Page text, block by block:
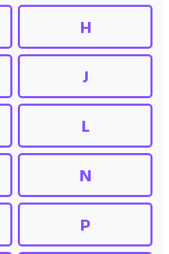
H
J
L
N
P